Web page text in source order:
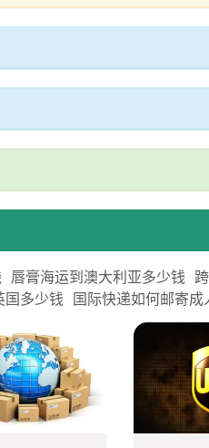
唇膏海运到澳大利亚多少钱
国多少钱 国际快递如何邮寄成